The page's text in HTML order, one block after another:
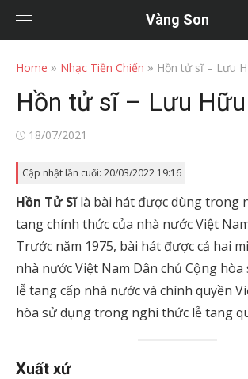
Vàng Son
Home » Nhạc Tiền Chiến » Hồn tử sĩ – Lưu
Hồn tử sĩ – Lưu
Posted
18/07/2021
Cập nhật lần cuối: 20/03/2022 19:16
Hồn Tử Sĩlà bài hát được dùng trong
tang chính thức của nhà nước Việt
Trước năm 1975, bài hát được cả hai
nhà nước Việt Nam Dân chủ Cộng
lễ tang cấp nhà nước và chính quyền
hòa sử dụng trong nghi thức lễ tang
Xuất xứ